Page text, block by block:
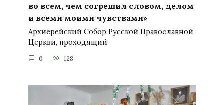
во всем, чем согрешил словом, делом
и всеми моими чувствами»
Архиерейский Собор Русской Православной
Церкви, проходящий
0 128